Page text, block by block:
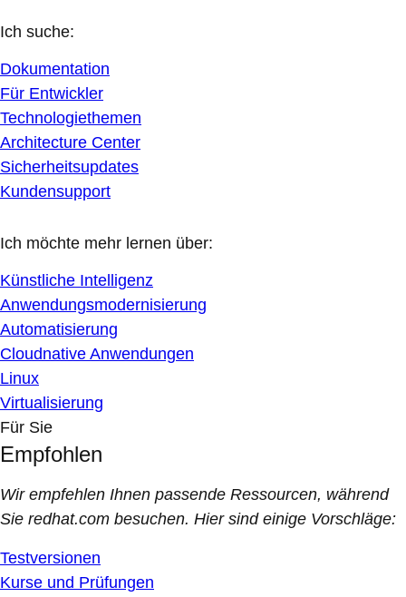
Ich suche:
Dokumentation
Für Entwickler
Technologiethemen
Architecture Center
Sicherheitsupdates
Kundensupport
Ich möchte mehr lernen über:
Künstliche Intelligenz
Anwendungsmodernisierung
Automatisierung
Cloudnative Anwendungen
Linux
Virtualisierung
Für Sie
Empfohlen
Wir empfehlen Ihnen passende Ressourcen, während
Sie redhat.com besuchen. Hier sind einige Vorschläge:
Testversionen
Kurse und Prüfungen